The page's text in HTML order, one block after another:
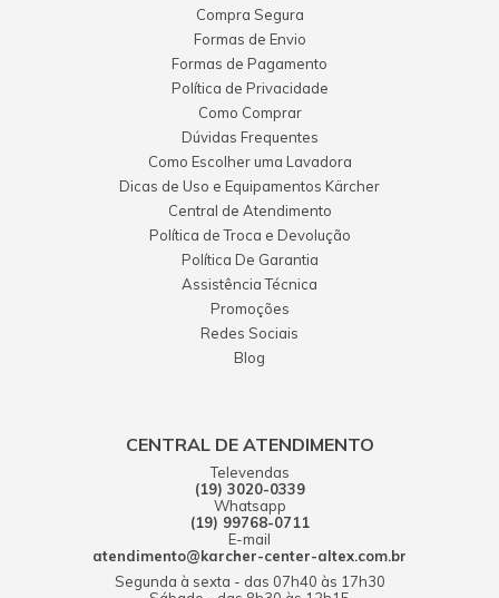
Compra Segura
Formas de Envio
Formas de Pagamento
Política de Privacidade
Como Comprar
Dúvidas Frequentes
Como Escolher uma Lavadora
Dicas de Uso e Equipamentos Kärcher
Central de Atendimento
Política de Troca e Devolução
Política De Garantia
Assistência Técnica
Promoções
Redes Sociais
Blog
CENTRAL DE ATENDIMENTO
Televendas
(19) 3020-0339
Whatsapp
(19) 99768-0711
E-mail
atendimento@karcher-center-altex.com.br
Segunda à sexta - das 07h40 às 17h30